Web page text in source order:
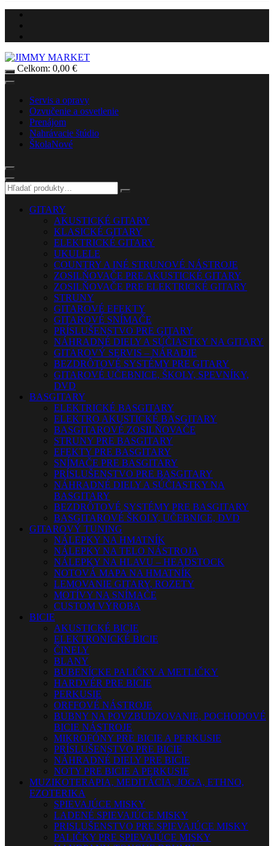
Celkom: 0,00 €
Servis a opravy
Ozvučenie a osvetlenie
Prenájom
Nahrávacie štúdio
ŠkolaNové
GITARY
AKUSTICKÉ GITARY
KLASICKÉ GITARY
ELEKTRICKÉ GITARY
UKULELE
COUNTRY A INÉ STRUNOVÉ NÁSTROJE
ZOSILŇOVAČE PRE AKUSTICKÉ GITARY
ZOSILŇOVAČE PRE ELEKTRICKÉ GITARY
STRUNY
GITAROVÉ EFEKTY
GITAROVÉ SNÍMAČE
PRÍSLUŠENSTVO PRE GITARY
NÁHRADNÉ DIELY A SÚČIASTKY NA GITARY
GITAROVÝ SERVIS – NÁRADIE
BEZDRÔTOVÉ SYSTÉMY PRE GITARY
GITAROVÉ UČEBNICE, ŠKOLY, SPEVNÍKY,
DVD
BASGITARY
ELEKTRICKÉ BASGITARY
ELEKTRO AKUSTICKÉ BASGITARY
BASGITAROVÉ ZOSILŇOVAČE
STRUNY PRE BASGITARY
EFEKTY PRE BASGITARY
SNÍMAČE PRE BASGITARY
PRÍSLUŠENSTVO PRE BASGITARY
NÁHRADNÉ DIELY A SÚČIASTKY NA
BASGITARY
BEZDRÔTOVÉ SYSTÉMY PRE BASGITARY
BASGITAROVÉ ŠKOLY, UČEBNICE, DVD
GITAROVÝ TUNING
NÁLEPKY NA HMATNÍK
NÁLEPKY NA TELO NÁSTROJA
NÁLEPKY NA HLAVU – HEADSTOCK
NOTOVÁ MAPA NA HMATNÍK
LEMOVANIE GITARY, ROZETY
MOTÍVY NA SNÍMAČE
CUSTOM VÝROBA
BICIE
AKUSTICKÉ BICIE
ELEKTRONICKÉ BICIE
ČINELY
BLANY
BUBENÍCKE PALIČKY A METLIČKY
HARDVÉR PRE BICIE
PERKUSIE
ORFFOVÉ NÁSTROJE
BUBNY NA POVZBUDZOVANIE, POCHODOVÉ
BICIE NÁSTROJE
MIKROFÓNY PRE BICIE A PERKUSIE
PRÍSLUŠENSTVO PRE BICIE
NÁHRADNÉ DIELY PRE BICIE
NOTY PRE BICIE A PERKUSIE
MUZIKOTERAPIA, MEDITÁCIA, JOGA, ETHNO,
EZOTERIKA
SPIEVAJÚCE MISKY
LADENÉ SPIEVAJÚCE MISKY
PRISLUŠENSTVO PRE SPIEVAJÚCE MISKY
PALIČKY PRE SPIEVAJÚCE MISKY